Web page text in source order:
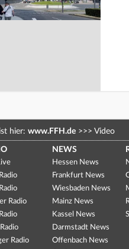
hier: www.FFH.de >>> Video
Radio
Radio
NEWS
Hessen News
Frankfurt News
Wiesbaden News
Mainz News
Kassel News
Darmstadt News
Offenbach News